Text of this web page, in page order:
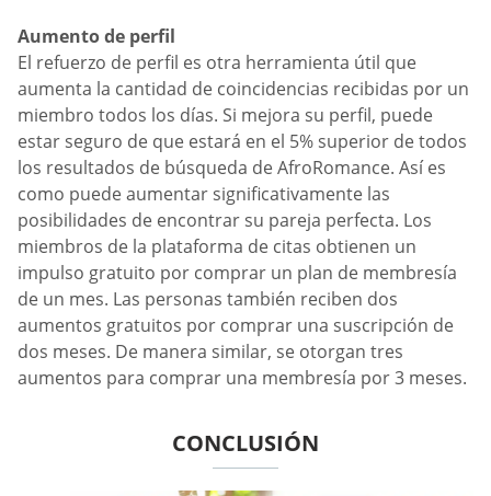
Aumento de perfil
El refuerzo de perfil es otra herramienta útil que
aumenta la cantidad de coincidencias recibidas por un
miembro todos los días. Si mejora su perfil, puede
estar seguro de que estará en el 5% superior de todos
los resultados de búsqueda de AfroRomance. Así es
como puede aumentar significativamente las
posibilidades de encontrar su pareja perfecta. Los
miembros de la plataforma de citas obtienen un
impulso gratuito por comprar un plan de membresía
de un mes. Las personas también reciben dos
aumentos gratuitos por comprar una suscripción de
dos meses. De manera similar, se otorgan tres
aumentos para comprar una membresía por 3 meses.
CONCLUSIÓN